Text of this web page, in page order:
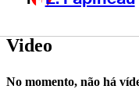
Video
No momento, não há